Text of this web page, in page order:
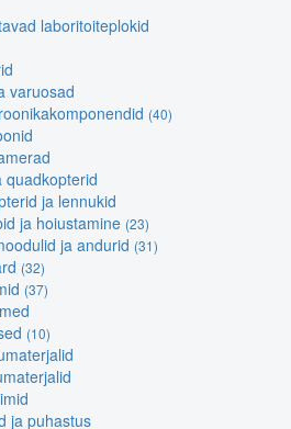
laboritoiteplokid
varuosad
(40)
quadkopterid
ja lennukid
ja hoiustamine (23)
ja andurid (31)
(32)
(37)
(10)
ja puhastus